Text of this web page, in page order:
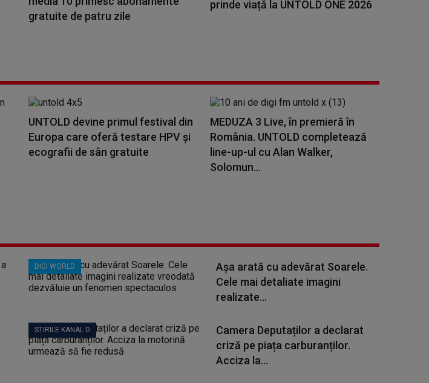
gratuite de patru zile
prinde viață la UNTOLD ONE 2026
UNTOLD devine primul festival din
Europa care oferă testare HPV și
ecografii de sân gratuite
MEDUZA 3 Live, în premieră în
România. UNTOLD completează
line-up-ul cu Alan Walker,
Solomun...
DIGI WORLD
Așa arată cu adevărat Soarele.
Cele mai detaliate imagini
realizate...
STIRILE KANAL D
Camera Deputaților a declarat
criză pe piața carburanților.
Acciza la...